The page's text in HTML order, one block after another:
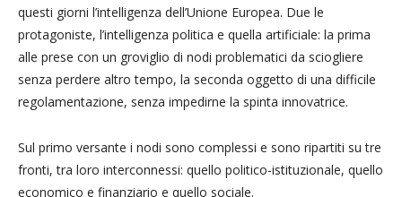
questi giorni l’intelligenza dell’Unione Europea. Due le
protagoniste, l’intelligenza politica e quella artificiale: la prima
alle prese con un groviglio di nodi problematici da sciogliere
senza perdere altro tempo, la seconda oggetto di una difficile
regolamentazione, senza impedirne la spinta innovatrice.
Sul primo versante i nodi sono complessi e sono ripartiti su tre
fronti, tra loro interconnessi: quello politico-istituzionale, quello
economico e finanziario e quello sociale.